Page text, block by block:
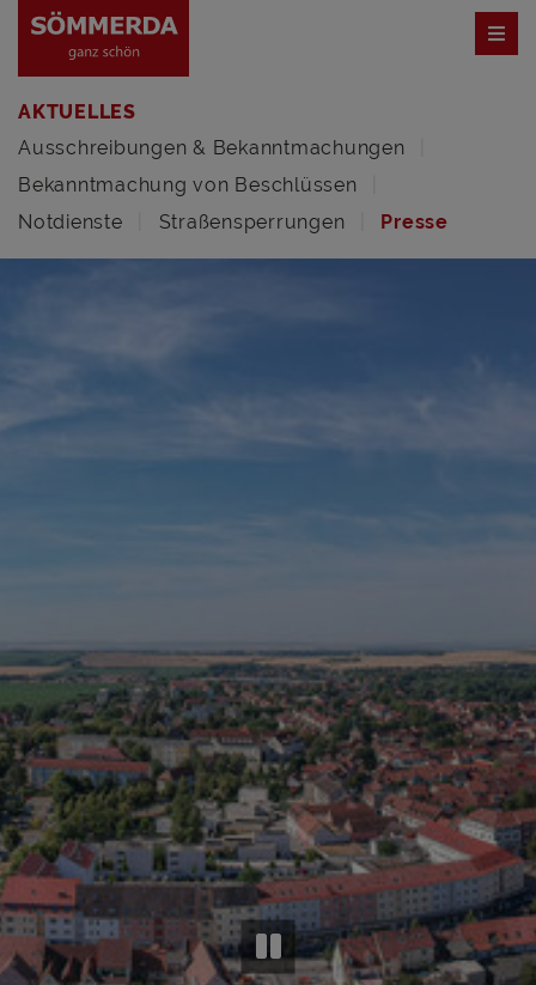
AKTUELLES
Ausschreibungen & Bekanntmachungen
Bekanntmachung von Beschlüssen
Notdienste
Straßensperrungen Presse